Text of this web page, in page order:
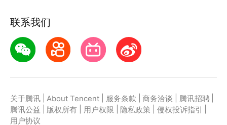
联系我们
关于腾讯 About Tencent 服务条款 商务洽谈 腾讯招聘
腾讯公益
版权所有 用户权限 隐私政策 侵权投诉指引
用户协议